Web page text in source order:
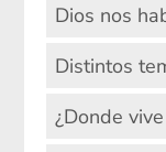
Dios nos
Distintos
¿Donde